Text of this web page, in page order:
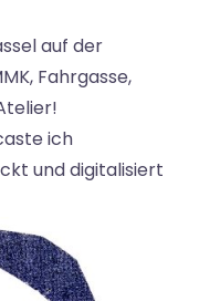
auf der
Fahrgasse,
ich
und digitalisiert